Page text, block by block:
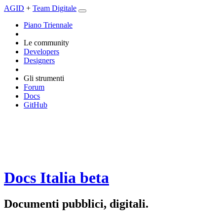
AGID + Team Digitale
Piano Triennale
Le community
Developers
Designers
Gli strumenti
Forum
Docs
GitHub
Docs Italia beta
Documenti pubblici, digitali.